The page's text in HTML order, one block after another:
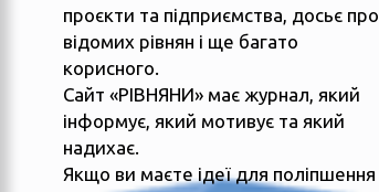
проєкти та підприємства, досьє про
відомих рівнян і ще багато
корисного.
Сайт «РІВНЯНИ» має журнал, який
інформує, який мотивує та який
надихає.
Якщо ви маєте ідеї для поліпшення